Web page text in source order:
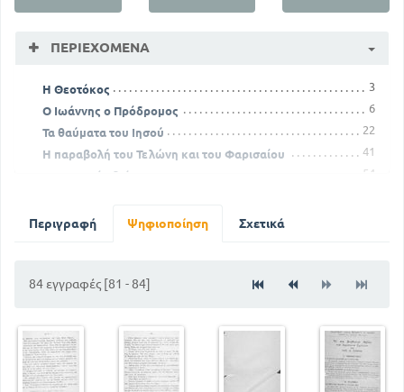
ΠΕΡΙΕΧΌΜΕΝΑ
Η Θεοτόκος
3
Ο Ιωάννης ο Πρόδρομος
6
Τα θαύματα του Ιησού
22
Η παραβολή του Τελώνη και του Φαρισαίου
41
Ο Μυστικός δείπνος
54
Περιγραφή Ψηφιοποίηση Σχετικά
84 εγγραφές [81 - 84]